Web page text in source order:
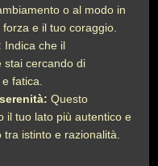
o al modo in
e il tuo coraggio.
Indica che il
stai cercando di
fatica.
Questo
il tuo lato più autentico e
istinto e razionalità.